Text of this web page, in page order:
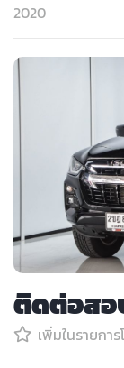
2020
ติดต่อสอ
เพิ่มในรายกา